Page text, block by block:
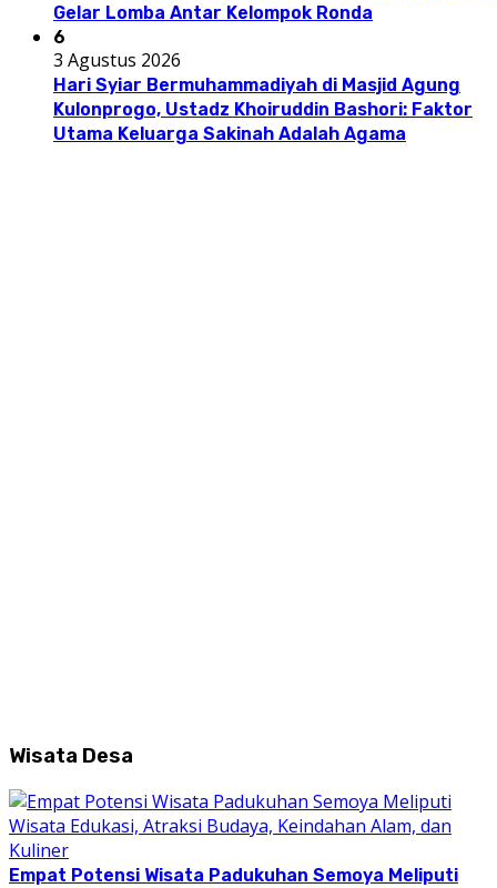
Gelar Lomba Antar Kelompok Ronda
6
3 Agustus 2026
Hari Syiar Bermuhammadiyah di Masjid Agung
Kulonprogo, Ustadz Khoiruddin Bashori: Faktor
Utama Keluarga Sakinah Adalah Agama
Wisata Desa
Empat Potensi Wisata Padukuhan Semoya Meliputi